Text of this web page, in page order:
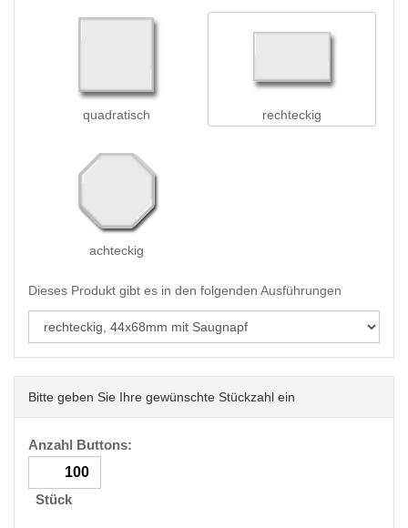
quadratisch rechteckig
achteckig
Dieses Produkt gibt es in den folgenden Ausführungen
Bitte geben Sie Ihre gewünschte Stückzahl ein
Anzahl Buttons:
Stück